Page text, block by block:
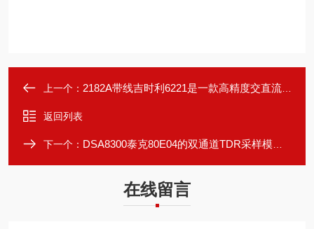
上一个： 2182A带线吉时利6221是一款高精度交直流电流源
返回列表
下一个： DSA8300泰克80E04的双通道TDR采样模块配示波器使用
在线留言